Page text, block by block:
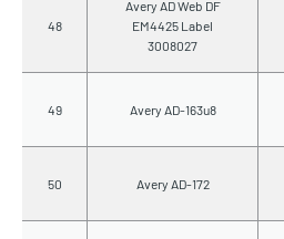
48
Avery AD Web DF
EM4425 Label
3008027
49 Avery AD-163u8
50 Avery AD-172